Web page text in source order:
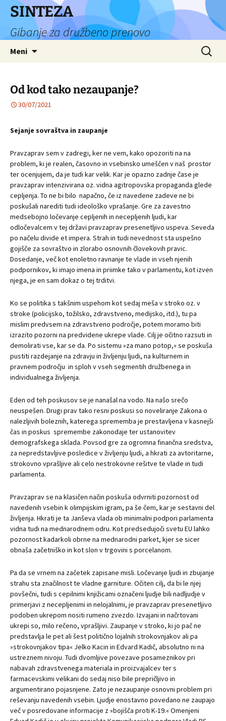
Preskoči
vsebino
SINTEZA
Gibanje za družbeno prenovo
Meni Išči:
Od kod tako nezaupanje?
30/07/2021
Sejanje sovraštva in zaupanje
Pravzaprav sem v zadregi, ker ne vem, kako opozoriti na na
problem, ki je realen, časovno in vsebinsko umeščen v naš prostor
ter ocenjujem, da je tudi kar velik. Kar je opazno zadnje čase je
pravzaprav intenzivirana oz. vidna agitropovska propaganda glede
cepljenja. To ne bi bilo napačno, če iz navedene zadeve ne bi
poskušali narediti tudi ideološko vprašanje. Gre za zavestno
medsebojno ločevanje cepljenih in necepljenih ljudi, kar
odločevalcem v tej državi pravzaprav presenetljivo uspeva. Seveda
po načelu divide et impera. Strah in tudi nevednost sta uspešno
gojišče za sovraštvo in zlorabo osnovnih človekovih pravic.
Dosedanje, več kot enoletno ravnanje te vlade in vseh njenih
podpornikov, ki imajo imena in priimke tako v parlamentu, kot izven
njega, je en sam dokaz o tej trditvi.
Ko se politika s takšnim uspehom kot sedaj meša v stroko oz. v
stroke (policijsko, tožilsko, zdravstveno, medijsko, itd.), tu pa
mislim predvsem na zdravstveno področje, potem moramo biti
izrazito pozorni na predvidene ukrepe vlade. Cilj je očitno razsuti in
demolirati vse, kar se da. Po sistemu »za mano potop,« se poskuša
pustiti razdejanje na zdravju in življenju ljudi, na kulturnem in
pravnem področju in sploh v vseh segmentih družbenega in
individualnega življenja.
Eden od teh poskusov se je nanašal na vodo. Na našo srečo
neuspešen. Drugi prav tako resni poskusi so noveliranje Zakona o
nalezljivih boleznih, katerega sprememba je prestavljena v kasnejši
čas in poskus spremembe zakonodaje ter ustanovitev
demografskega sklada. Povsod gre za ogromna finančna sredstva,
za nepredstavljive posledice v življenju ljudi, a hkrati za avtoritarne,
strokovno vprašljive ali celo nestrokovne rešitve te vlade in tudi
parlamenta.
Pravzaprav se na klasičen način poskuša odvrniti pozornost od
navedenih vsebin k olimpijskim igram, pa še čem, kar je sestavni del
življenja. Hkrati je ta Janševa vlada ob minimalni podpori parlamenta
vidna tudi na mednarodnem odru. Kot predsedujoči svetu EU lahko
pozornost kadarkoli obrne na mednarodni parket, kjer se sicer
obnaša začetniško in kot slon v trgovini s porcelanom.
Pa da se vrnem na začetek zapisane misli. Ločevanje ljudi in zbujanje
strahu sta značilnost te vladne garniture. Očiten cilj, da bi le njej
povšečni, tudi s cepilnimi knjižicami označeni ljudje bili nadljudje v
primerjavi z necepljenimi in nelojalnimi, je pravzaprav presenetljivo
podoben ukrepom nositi rumeno zvezdo. Izvajani in načrtovani
ukrepi so, milo rečeno, vprašljivi. Zaupanje v stroko, ki jo pač ne
predstavlja le pet ali šest politično lojalnih strokovnjakov ali pa
»strokovnjakov tipa« Jelko Kacin in Edvard Kadič, absolutno ni na
ustreznem nivoju. Tudi dvomljive povezave posameznikov pri
nabavah zdravstvenega materiala in proizvajalcev ter s
farmacevskimi velikani do sedaj niso bile prepričljivo in
argumentirano pojasnjene. Zato je nezaupanje osnovni problem pri
reševanju navedenih vsebin. Ljudje enostavno povedano ne zaupajo
več v posredovane informacije z »bojišča proti K-19.« Omenjeni